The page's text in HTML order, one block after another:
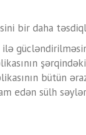
bir daha
bütün
edən sülh